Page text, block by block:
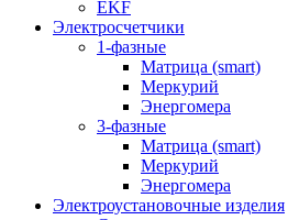
EKF
Электросчетчики
1-фазные
Матрица (smart)
Меркурий
Энергомера
3-фазные
Матрица (smart)
Меркурий
Энергомера
Электроустановочные изделия